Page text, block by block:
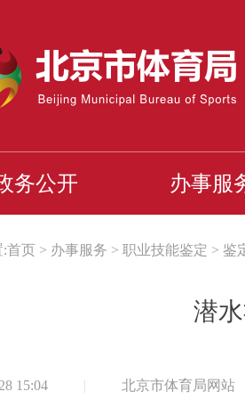
务公开 办事服
:首页 > 办事服务 > 职业技能鉴定 > 鉴
潜
15:04 | 北京市体育局网站